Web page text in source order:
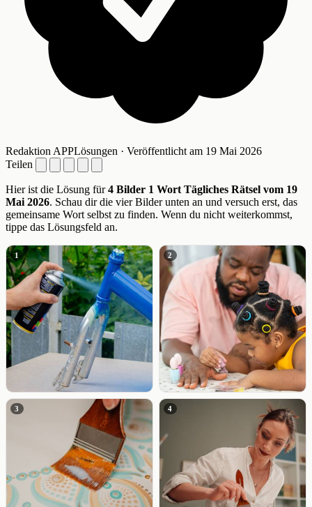
Redaktion APPLösungen · Veröffentlicht am 19 Mai 2026
Teilen
Hier ist die Lösung für4 Bilder 1 Wort Tägliches Rätsel vom 19
Mai 2026. Schau dir die vier Bilder unten an und versuch erst, das
gemeinsame Wort selbst zu finden. Wenn du nicht weiterkommst,
tippe das Lösungsfeld an.
1 2
3 4